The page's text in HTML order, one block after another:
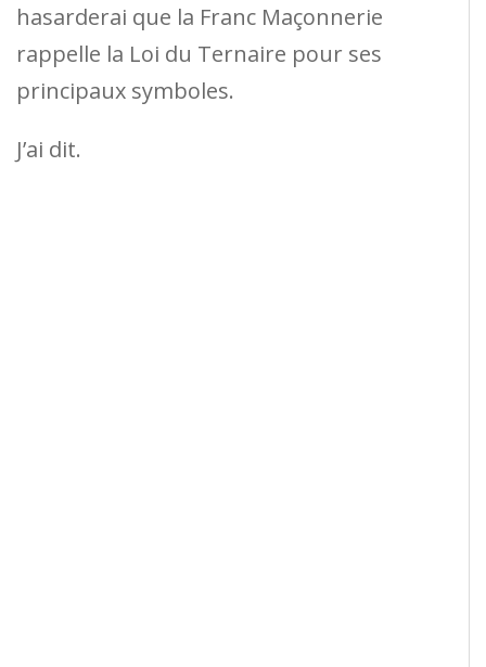
hasarderai que la Franc Maçonnerie
rappelle la Loi du Ternaire pour ses
principaux symboles.
J’ai dit.